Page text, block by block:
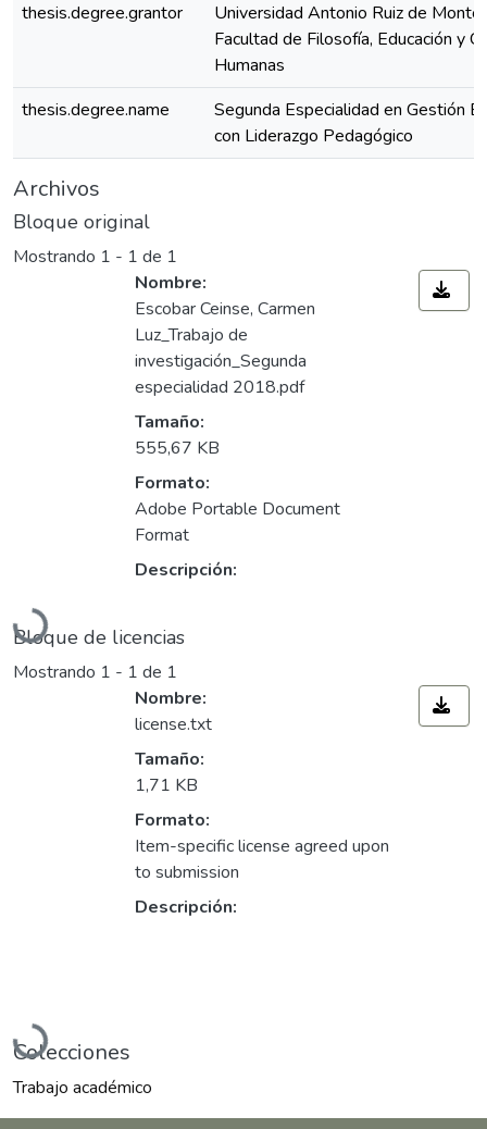
thesis.degree.grantor
Universidad Antonio Ruiz de
Facultad de Filosofía, Educación y
Humanas
thesis.degree.name
Segunda Especialidad en Gestión
con Liderazgo Pedagógico
Archivos
Bloque original
Mostrando 1 - 1 de 1
Cargando...
Nombre:
Escobar Ceinse, Carmen
Luz_Trabajo de
investigación_Segunda
especialidad 2018.pdf
Tamaño:
555,67 KB
Formato:
Adobe Portable Document
Format
Descripción:
Bloque de licencias
Mostrando 1 - 1 de 1
Cargando...
Nombre:
license.txt
Tamaño:
1,71 KB
Formato:
Item-specific license agreed upon
to submission
Descripción:
Colecciones
Trabajo académico